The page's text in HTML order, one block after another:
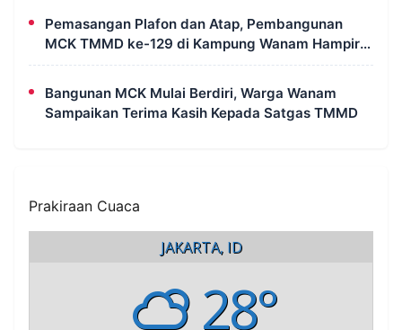
Pemasangan Plafon dan Atap, Pembangunan
MCK TMMD ke-129 di Kampung Wanam Hampir
Rampung
Bangunan MCK Mulai Berdiri, Warga Wanam
Sampaikan Terima Kasih Kepada Satgas TMMD
Prakiraan Cuaca
JAKARTA, ID
28°